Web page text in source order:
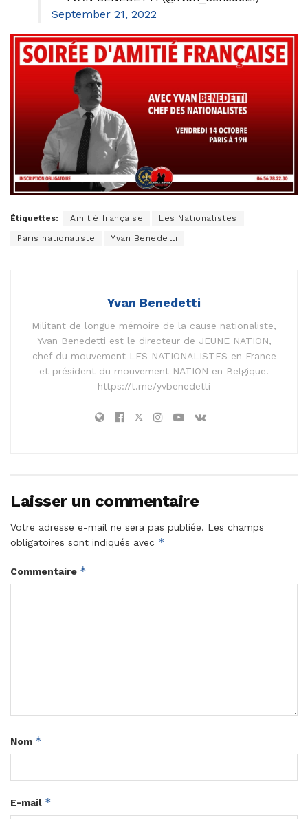
September 21, 2022
Étiquettes: Amitié française Les Nationalistes
Paris nationaliste Yvan Benedetti
Yvan Benedetti
Militant de longue mémoire de la cause nationaliste,
Yvan Benedetti est le directeur de JEUNE NATION,
chef du mouvement LES NATIONALISTES en France
et président du mouvement NATION en Belgique.
https://t.me/yvbenedetti
Laisser un commentaire
Votre adresse e-mail ne sera pas publiée. Les champs
obligatoires sont indiqués avec *
Commentaire *
Nom *
E-mail *